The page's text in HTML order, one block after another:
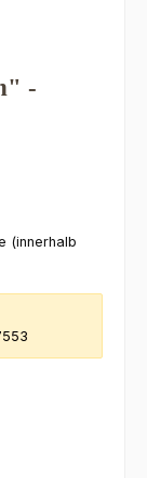
-
(innerhalb
nicht verfügbar.)